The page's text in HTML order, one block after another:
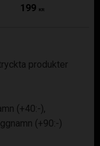
199 KR
produkter
(+40:-),
(+90:-)